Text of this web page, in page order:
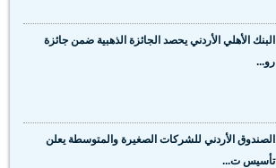
البنك الأهلي الأردني يحصد الجائزة الذهبية ضمن جائزة
رو...
الصندوق الأردني للشركات الصغيرة والمتوسطة يعلن
تأسيس ت...